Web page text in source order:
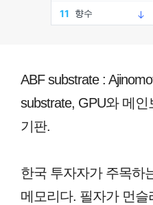
ABF substrate :
substrate, GPU와 메
기판.
한국 투자자가 주목하
메모리다. 필자가 먼